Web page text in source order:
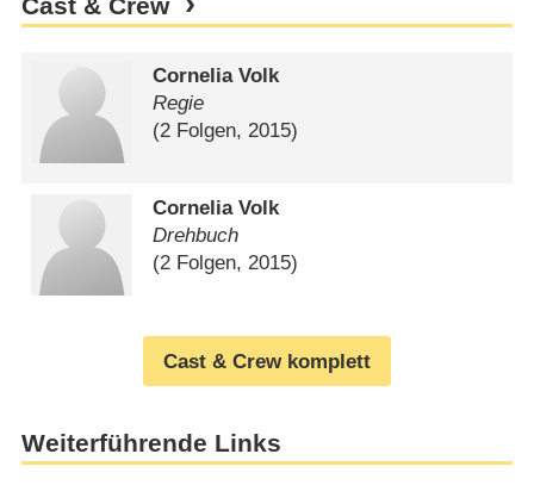
Cornelia Volk
Regie
(2 Folgen, 2015)
Cornelia Volk
Drehbuch
(2 Folgen, 2015)
Cast & Crew komplett
Weiterführende Links